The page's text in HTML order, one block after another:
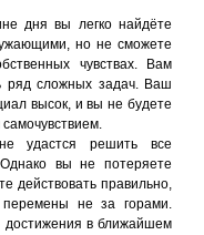
дня вы легко найдёте
но не сможете
чувствах. Вам
ряд сложных задач. Ваш
высок, и вы не будете
удастся решить все
вы не потеряете
действовать правильно,
перемены не за горами.
достижения в ближайшем